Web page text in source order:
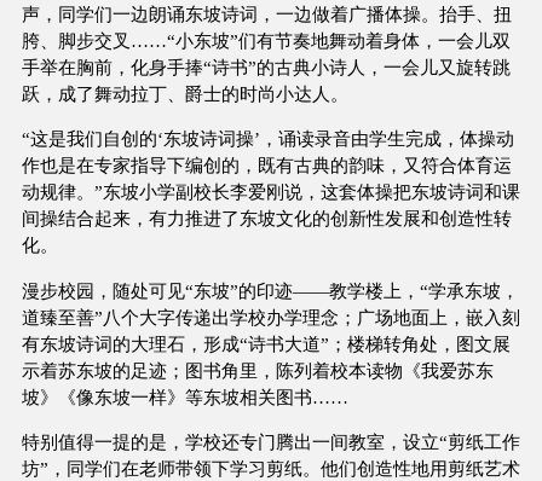
声，同学们一边朗诵东坡诗词，一边做着广播体操。抬手、扭
胯、脚步交叉……“小东坡”们有节奏地舞动着身体，一会儿双
手举在胸前，化身手捧“诗书”的古典小诗人，一会儿又旋转跳
跃，成了舞动拉丁、爵士的时尚小达人。
“这是我们自创的‘东坡诗词操’，诵读录音由学生完成，体操动
作也是在专家指导下编创的，既有古典的韵味，又符合体育运
动规律。”东坡小学副校长李爱刚说，这套体操把东坡诗词和课
间操结合起来，有力推进了东坡文化的创新性发展和创造性转
化。
漫步校园，随处可见“东坡”的印迹——教学楼上，“学承东坡，
道臻至善”八个大字传递出学校办学理念；广场地面上，嵌入刻
有东坡诗词的大理石，形成“诗书大道”；楼梯转角处，图文展
示着苏东坡的足迹；图书角里，陈列着校本读物《我爱苏东
坡》《像东坡一样》等东坡相关图书……
特别值得一提的是，学校还专门腾出一间教室，设立“剪纸工作
坊”，同学们在老师带领下学习剪纸。他们创造性地用剪纸艺术